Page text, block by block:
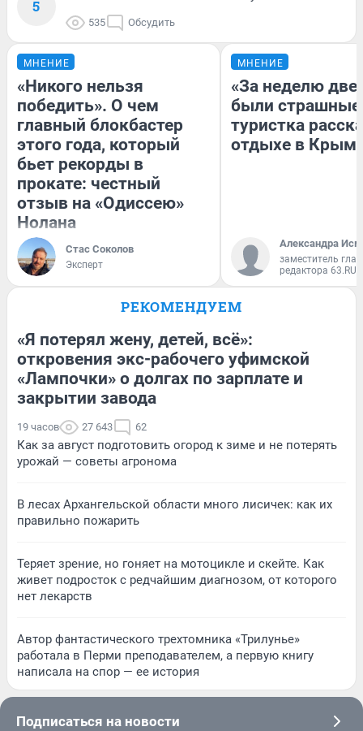
5
535 Обсудить
МНЕНИЕ
«Никого нельзя
победить». О чем
главный блокбастер
этого года, который
бьет рекорды в
прокате: честный
отзыв на «Одиссею»
Нолана
Стас Соколов
Эксперт
МНЕНИЕ
«За неделю две
были
туристка
отдыхе в
Александра
заместитель
редактора 63.RU
РЕКОМЕНДУЕМ
«Я потерял жену, детей, всё»:
откровения экс-рабочего уфимской
«Лампочки» о долгах по зарплате и
закрытии завода
19 часов 27 643 62
Как за август подготовить огород к зиме и не потерять
урожай — советы агронома
В лесах Архангельской области много лисичек: как их
правильно пожарить
Теряет зрение, но гоняет на мотоцикле и скейте. Как
живет подросток с редчайшим диагнозом, от которого
нет лекарств
Автор фантастического трехтомника «Трилунье»
работала в Перми преподавателем, а первую книгу
написала на спор — ее история
Подписаться на новости